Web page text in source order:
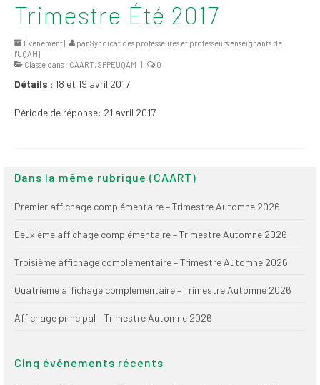
2026
Mandats des comités
Outils de visibilité
Signature – Courriel –
Place à notre
valorisation
Signature – Fond
notre valorisation
Signature – Courriel
Trimestre Été 2017
Événement | parSyndicat des professeures et professeurs enseignants de
l'UQAM |
Classé dans : CAART, SPPEUQAM | 0
Détails : 18 et 19 avril 2017
Période de réponse: 21 avril 2017
Dans la même rubrique (CAART)
Premier affichage complémentaire – Trimestre Automne 2026
Deuxième affichage complémentaire – Trimestre Automne 2026
Troisième affichage complémentaire – Trimestre Automne 2026
Quatrième affichage complémentaire – Trimestre Automne 2026
Affichage principal – Trimestre Automne 2026
Cinq événements récents